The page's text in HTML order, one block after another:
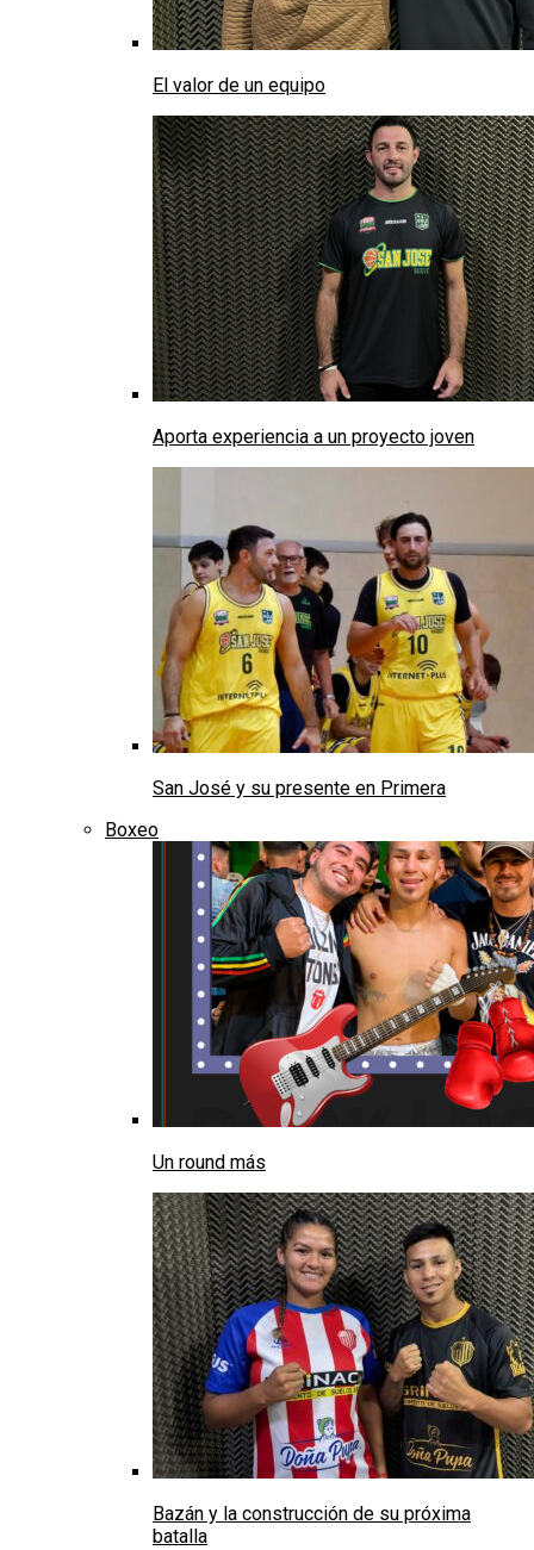
El valor de un equipo
Aporta experiencia a un proyecto joven
San José y su presente en Primera
Boxeo
Un round más
Bazán y la construcción de su próxima
batalla